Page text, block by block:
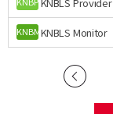
KNBMKNBLS Monitor